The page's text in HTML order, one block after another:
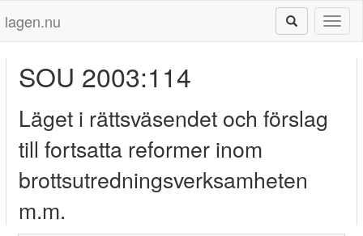
lagen.nu
SOU 2003:114
Läget i rättsväsendet och förslag
till fortsatta reformer inom
brottsutredningsverksamheten
m.m.